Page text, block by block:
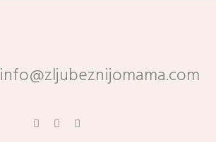
info@zljubeznijomama.com